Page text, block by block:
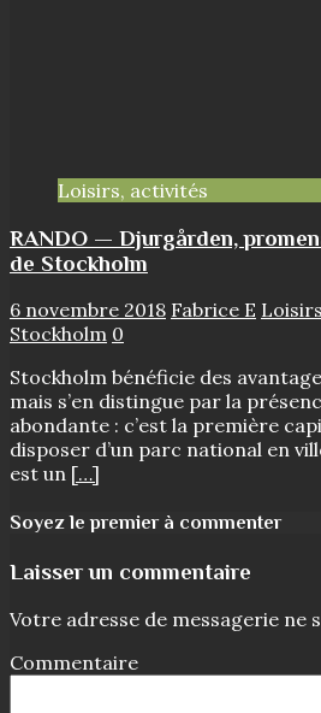
Loisirs, activités
RANDO — Djurgården,
de Stockholm
6 novembre 2018 Fabrice E
Stockholm 0
Stockholm bénéficie des
mais s’en distingue par la
abondante : c’est la première
disposer d’un parc national en
est un […]
Soyez le premier à commenter
Laisser un commentaire
Votre adresse de messagerie ne
Commentaire